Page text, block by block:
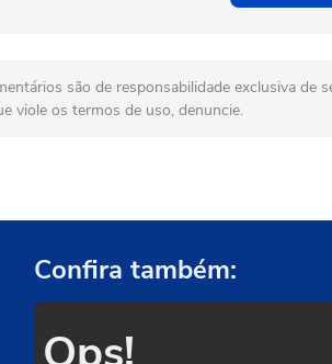
são de responsabilidade exclusiva de
viole os termos de uso, denuncie.
Confira também: